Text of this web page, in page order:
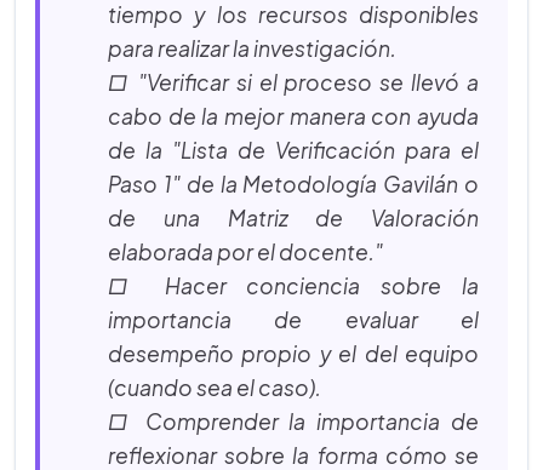
tiempo y los recursos disponibles
para realizar la investigación.
□ "Verificar si el proceso se llevó a
cabo de la mejor manera con ayuda
de la "Lista de Verificación para el
Paso 1" de la Metodología Gavilán o
de una Matriz de Valoración
elaborada por el docente."
□ Hacer conciencia sobre la
importancia de evaluar el
desempeño propio y el del equipo
(cuando sea el caso).
□ Comprender la importancia de
reflexionar sobre la forma cómo se